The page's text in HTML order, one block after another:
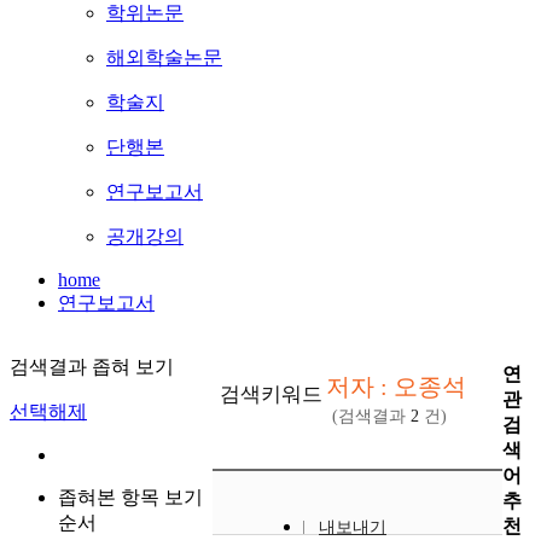
학위논문
해외학술논문
학술지
단행본
연구보고서
공개강의
home
연구보고서
검색결과 좁혀 보기
선택해제
좁혀본 항목 보기
순서
검색키워드 저자 : 오종석
(검색결과 2 건)
내보내기
연
관
검
색
어
추
천